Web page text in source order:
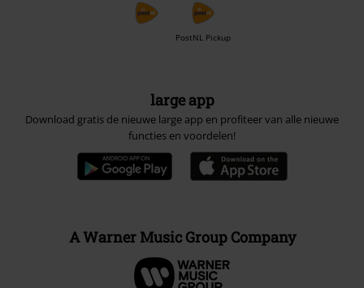
PostNL Pickup
large app
Download gratis de nieuwe large app en profiteer van alle nieuwe
functies en voordelen!
A Warner Music Group Company